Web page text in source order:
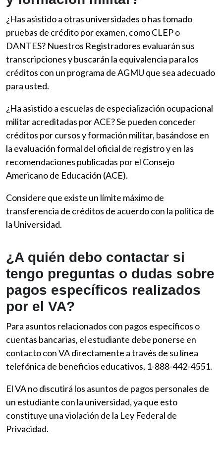
¿Has asistido a otras universidades o has tomado
pruebas de crédito por examen, como CLEP o
DANTES? Nuestros Registradores evaluarán sus
transcripciones y buscarán la equivalencia para los
créditos con un programa de AGMU que sea adecuado
para usted.
¿Ha asistido a escuelas de especialización ocupacional
militar acreditadas por ACE? Se pueden conceder
créditos por cursos y formación militar, basándose en
la evaluación formal del oficial de registro y en las
recomendaciones publicadas por el Consejo
Americano de Educación (ACE).
Considere que existe un límite máximo de
transferencia de créditos de acuerdo con la política de
la Universidad.
¿A quién debo contactar si
tengo preguntas o dudas sobre
pagos específicos realizados
por el VA?
Para asuntos relacionados con pagos específicos o
cuentas bancarias, el estudiante debe ponerse en
contacto con VA directamente a través de su línea
telefónica de beneficios educativos, 1-888-442-4551.
El VA no discutirá los asuntos de pagos personales de
un estudiante con la universidad, ya que esto
constituye una violación de la Ley Federal de
Privacidad.